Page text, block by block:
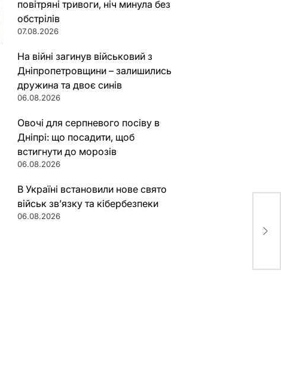
повітряні тривоги, ніч минула без
обстрілів
07.08.2026
На війні загинув військовий з
Дніпропетровщини – залишились
дружина та двоє синів
06.08.2026
Овочі для серпневого посіву в
Дніпрі: що посадити, щоб
встигнути до морозів
06.08.2026
В Україні встановили нове свято
військ зв’язку та кібербезпеки
06.08.2026